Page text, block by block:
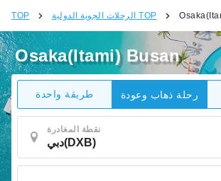
TOP الرحلات الجوية الدولية TOP
Osaka(Itami) Busan
طريقة واحدة رحلة ذهاب وعودة
نقطة المغادرة